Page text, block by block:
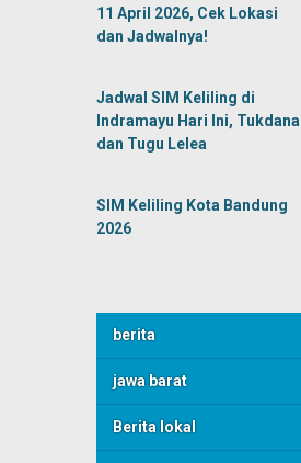
11 April 2026, Cek Lokasi
dan Jadwalnya!
Jadwal SIM Keliling di
Indramayu Hari Ini, Tukdana
dan Tugu Lelea
SIM Keliling Kota Bandung
2026
berita
jawa barat
Berita lokal